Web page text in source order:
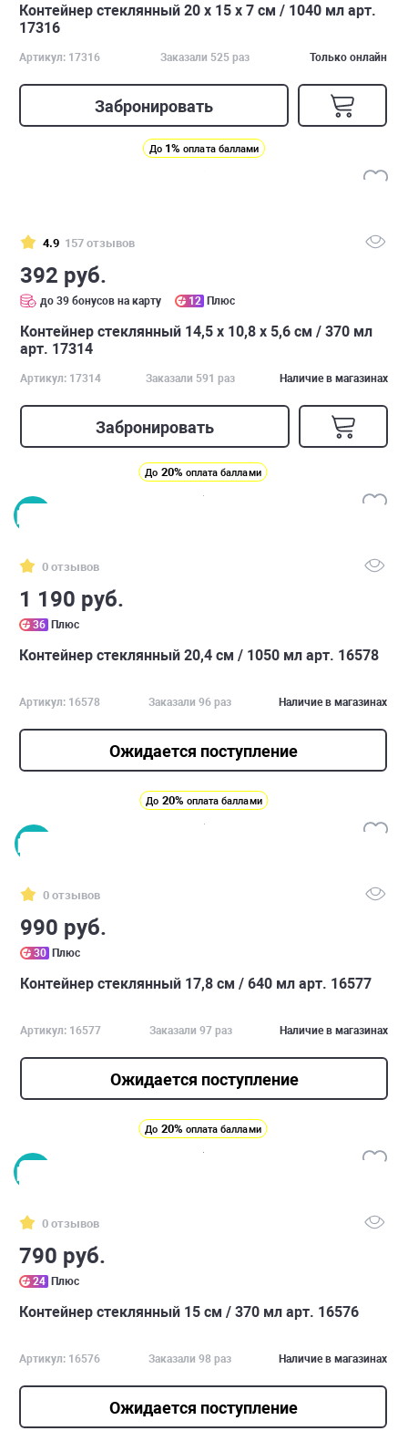
Контейнер стеклянный 20 х 15 х 7 см / 1040 мл арт.
17316
Артикул: 17316 Заказали 525 раз Только онлайн
Забронировать
До 1% оплата баллами
4.9 157 отзывов
392 руб.
до 39 бонусов на карту 12 Плюс
Контейнер стеклянный 14,5 х 10,8 х 5,6 см / 370 мл
арт. 17314
Артикул: 17314 Заказали 591 раз Наличие в магазинах
Забронировать
До 20% оплата баллами
0 отзывов
1 190 руб.
36 Плюс
Контейнер стеклянный 20,4 см / 1050 мл арт. 16578
Артикул: 16578 Заказали 96 раз Наличие в магазинах
Ожидается поступление
До 20% оплата баллами
0 отзывов
990 руб.
30 Плюс
Контейнер стеклянный 17,8 см / 640 мл арт. 16577
Артикул: 16577 Заказали 97 раз Наличие в магазинах
Ожидается поступление
До 20% оплата баллами
0 отзывов
790 руб.
24 Плюс
Контейнер стеклянный 15 см / 370 мл арт. 16576
Артикул: 16576 Заказали 98 раз Наличие в магазинах
Ожидается поступление